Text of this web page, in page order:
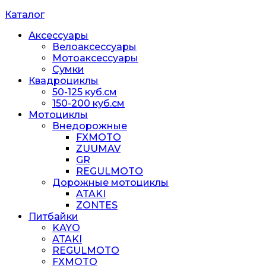
Каталог
Аксессуары
Велоаксессуары
Мотоаксессуары
Сумки
Квадроциклы
50-125 куб.см
150-200 куб.см
Мотоциклы
Внедорожные
FXMOTO
ZUUMAV
GR
REGULMOTO
Дорожные мотоциклы
ATAKI
ZONTES
Питбайки
KAYO
ATAKI
REGULMOTO
FXMOTO